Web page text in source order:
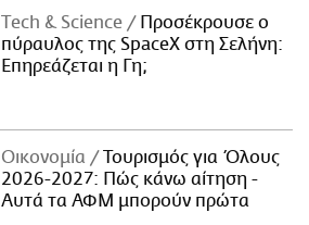
Τech & Science
Προσέκρουσε ο
πύραυλος της SpaceX στη Σελήνη:
Επηρεάζεται η Γη;
Οικονομία
Τουρισμός για Όλους
2026-2027: Πώς κάνω αίτηση -
Αυτά τα ΑΦΜ μπορούν πρώτα